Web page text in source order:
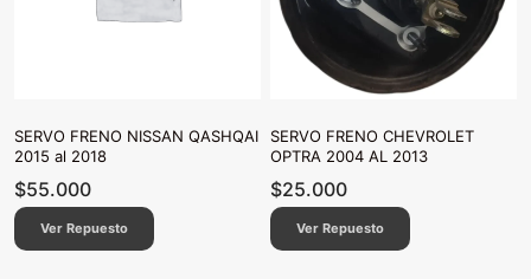
SERVO FRENO NISSAN QASHQAI
2015 al 2018
$55.000
Ver Repuesto
SERVO FRENO CHEVROLET
OPTRA 2004 AL 2013
$25.000
Ver Repuesto